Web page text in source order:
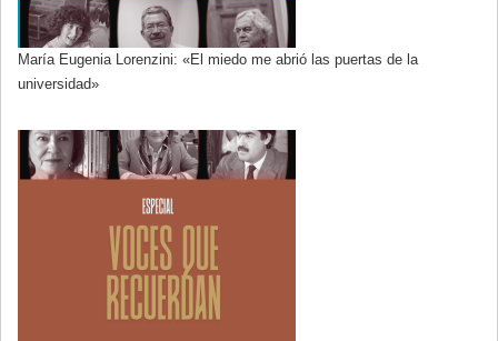
María Eugenia Lorenzini: «El miedo me abrió las puertas de la
universidad»